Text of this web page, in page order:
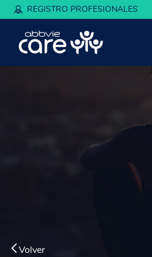
REGISTRO PROFESIONALES
Volver